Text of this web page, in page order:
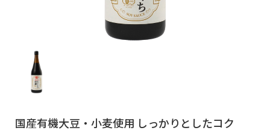
国産有機大豆・小麦使用 しっかりとしたコク